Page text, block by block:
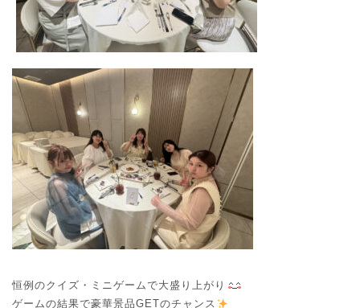
恒例のクイズ・ミニゲームで大盛り上がり
ゲームの結果で豪華景品GETのチャンス